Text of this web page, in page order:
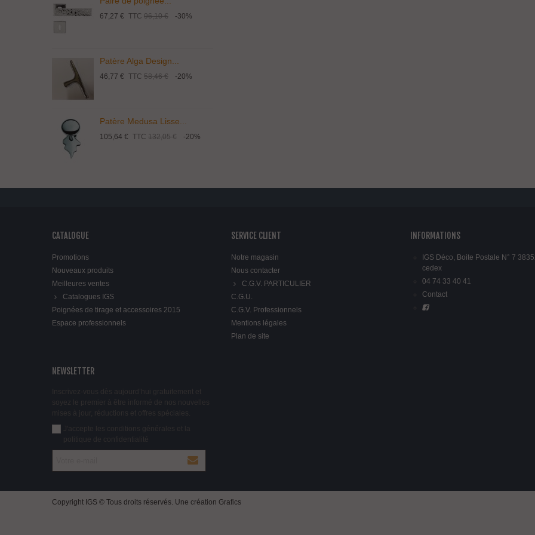
67,27 € TTC 96,10 € -30%
Patère Alga Design...
46,77 € TTC 58,46 € -20%
Patère Medusa Lisse...
105,64 € TTC 132,05 € -20%
CATALOGUE
Promotions
Nouveaux produits
Meilleures ventes
Catalogues IGS
Poignées de tirage et accessoires 2015
Espace professionnels
SERVICE CLIENT
Notre magasin
Nous contacter
C.G.V. PARTICULIER
C.G.U.
C.G.V. Professionnels
Mentions légales
Plan de site
INFORMATIONS
IGS Déco, Boite Postale N° 7
cedex
04 74 33 40 41
Contact
NEWSLETTER
Inscrivez-vous dès aujourd’hui gratuitement et
soyez le premier à être informé de nos nouvelles
mises à jour, réductions et offres spéciales.
J'accepte les conditions générales et la
politique de confidentialité
Copyright IGS © Tous droits réservés. Une création Grafics